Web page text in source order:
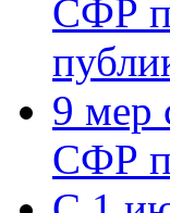
СФР
9 мер
СФР